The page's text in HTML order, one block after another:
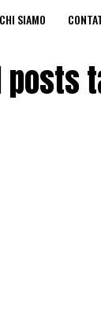
CHI SIAMO
posts